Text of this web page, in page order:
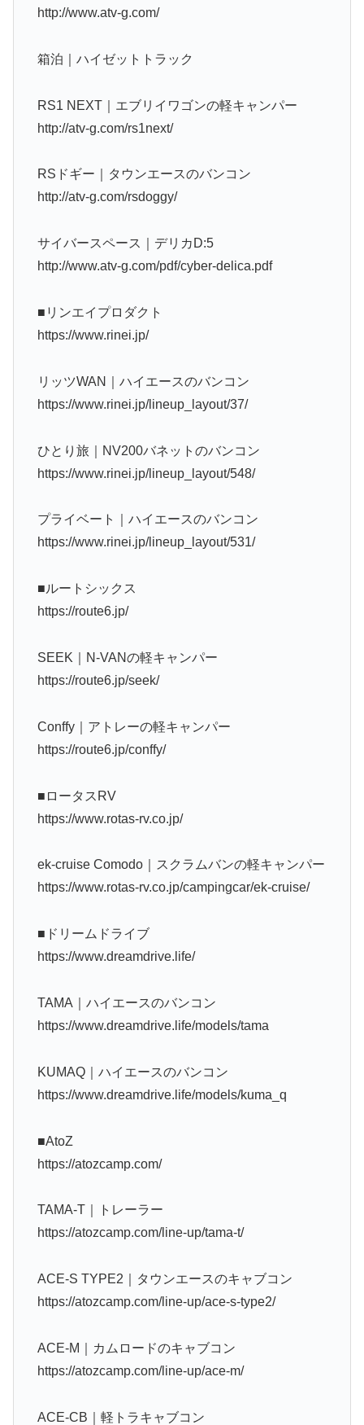
http://www.atv-g.com/
箱泊｜ハイゼットトラック
RS1 NEXT｜エブリイワゴンの軽キャンパー
http://atv-g.com/rs1next/
RSドギー｜タウンエースのバンコン
http://atv-g.com/rsdoggy/
サイバースペース｜デリカD:5
http://www.atv-g.com/pdf/cyber-delica.pdf
■リンエイプロダクト
https://www.rinei.jp/
リッツWAN｜ハイエースのバンコン
https://www.rinei.jp/lineup_layout/37/
ひとり旅｜NV200バネットのバンコン
https://www.rinei.jp/lineup_layout/548/
プライベート｜ハイエースのバンコン
https://www.rinei.jp/lineup_layout/531/
■ルートシックス
https://route6.jp/
SEEK｜N-VANの軽キャンパー
https://route6.jp/seek/
Conffy｜アトレーの軽キャンパー
https://route6.jp/conffy/
■ロータスRV
https://www.rotas-rv.co.jp/
ek-cruise Comodo｜スクラムバンの軽キャンパー
https://www.rotas-rv.co.jp/campingcar/ek-cruise/
■ドリームドライブ
https://www.dreamdrive.life/
TAMA｜ハイエースのバンコン
https://www.dreamdrive.life/models/tama
KUMAQ｜ハイエースのバンコン
https://www.dreamdrive.life/models/kuma_q
■AtoZ
https://atozcamp.com/
TAMA-T｜トレーラー
https://atozcamp.com/line-up/tama-t/
ACE-S TYPE2｜タウンエースのキャブコン
https://atozcamp.com/line-up/ace-s-type2/
ACE-M｜カムロードのキャブコン
https://atozcamp.com/line-up/ace-m/
ACE-CB｜軽トラキャブコン